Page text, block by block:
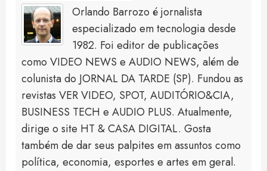
Orlando Barrozo é jornalista
especializado em tecnologia desde
1982. Foi editor de publicações
como VIDEO NEWS e AUDIO NEWS, além de
colunista do JORNAL DA TARDE (SP). Fundou as
revistas VER VIDEO, SPOT, AUDITÓRIO&CIA,
BUSINESS TECH e AUDIO PLUS. Atualmente,
dirige o site HT & CASA DIGITAL. Gosta
também de dar seus palpites em assuntos como
política, economia, esportes e artes em geral.